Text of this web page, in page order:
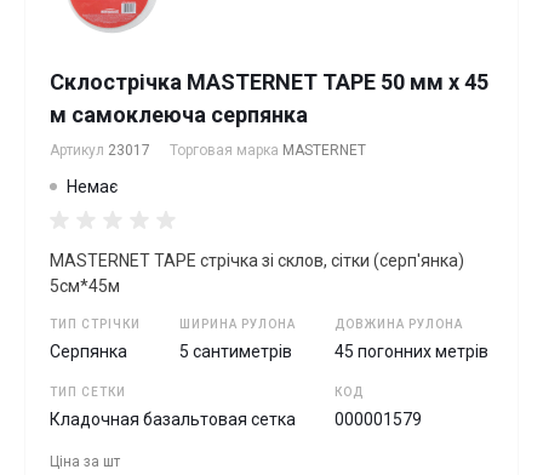
Склострічка MASTERNET TAPE 50 мм х 45
м самоклеюча серпянка
Артикул 23017 Торговая марка MASTERNET
Немає
MASTERNET TAPE стрічка зі склов, сітки (серп'янка)
5см*45м
ТИП СТРІЧКИ
Серпянка
ШИРИНА РУЛОНА
5 сантиметрів
ДОВЖИНА РУЛОНА
45 погонних метрів
ТИП СЕТКИ
Кладочная базальтовая сетка
КОД
000001579
Ціна за шт